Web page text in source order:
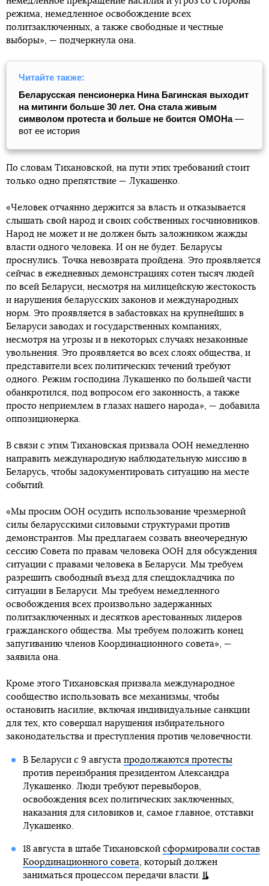
режима, немедленное освобождение всех
политзаключенных, а также свободные и честные
выборы», — подчеркнула она.
Читайте также:
Беларусская пенсионерка Нина Багинская выходит
на митинги больше 30 лет. Она стала живым
символом протеста и больше не боится ОМОНа—
вот ее история
По словам Тихановской, на пути этих требований стоит
только одно препятствие — Лукашенко.
«Человек отчаянно держится за власть и отказывается
слышать свой народ и своих собственных госчиновников.
Народ не может и не должен быть заложником жажды
власти одного человека. И он не будет. Беларусы
проснулись. Точка невозврата пройдена. Это проявляется
сейчас в ежедневных демонстрациях сотен тысяч людей
по всей Беларуси, несмотря на милицейскую жестокость
и нарушения беларусских законов и международных
норм. Это проявляется в забастовках на крупнейших в
Беларуси заводах и государственных компаниях,
несмотря на угрозы и в некоторых случаях незаконные
увольнения. Это проявляется во всех слоях общества, и
представители всех политических течений требуют
одного. Режим господина Лукашенко по большей части
обанкротился, под вопросом его законность, а также
просто неприемлем в глазах нашего народа», — добавила
оппозиционерка.
В связи с этим Тихановская призвала ООН немедленно
направить международную наблюдательную миссию в
Беларусь, чтобы задокументировать ситуацию на месте
событий.
«Мы просим ООН осудить использование чрезмерной
силы беларусскими силовыми структурами против
демонстрантов. Мы предлагаем созвать внеочередную
сессию Совета по правам человека ООН для обсуждения
ситуации с правами человека в Беларуси. Мы требуем
разрешить свободный въезд для спецдокладчика по
ситуации в Беларуси. Мы требуем немедленного
освобождения всех произвольно задержанных
политзаключенных и десятков арестованных лидеров
гражданского общества. Мы требуем положить конец
запугиванию членов Координационного совета», —
заявила она.
Кроме этого Тихановская призвала международное
сообщество использовать все механизмы, чтобы
остановить насилие, включая индивидуальные санкции
для тех, кто совершал нарушения избирательного
законодательства и преступления против человечности.
В Беларуси с 9 августа продолжаются протесты
против переизбрания президентом Александра
Лукашенко. Люди требуют перевыборов,
освобождения всех политических заключенных,
наказания для силовиков и, самое главное, отставки
Лукашенко.
18 августа в штабе Тихановской сформировали состав
Координационного совета, который должен
заниматься процессом передачи власти.